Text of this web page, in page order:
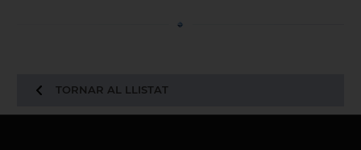
TORNAR AL LLISTAT